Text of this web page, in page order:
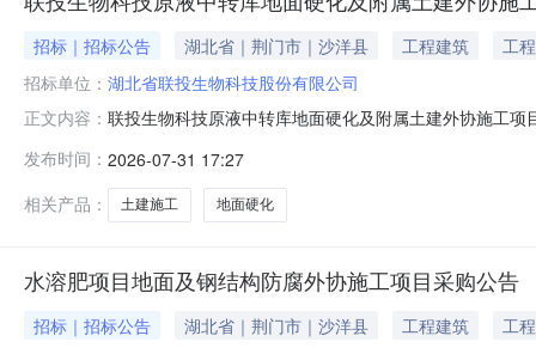
招标｜招标公告 湖北省｜荆门市｜沙洋县 工程建筑
工程
招标单位： 湖北省联投生物科技股份有限公司
正文内容： 联投生物科技原液中转库地面硬化及附属土建外协施工
目；1.2采购人：湖北省联投生物科技股份有限公司；
土建拆除、地面硬化（C30混凝土）
发布时间： 2026-07-31 17:27
相关产品：
土建施工 地面硬化
水溶肥项目地面及钢结构防腐外协施工项目采购公告
招标｜招标公告 湖北省｜荆门市｜沙洋县 工程建筑
工程